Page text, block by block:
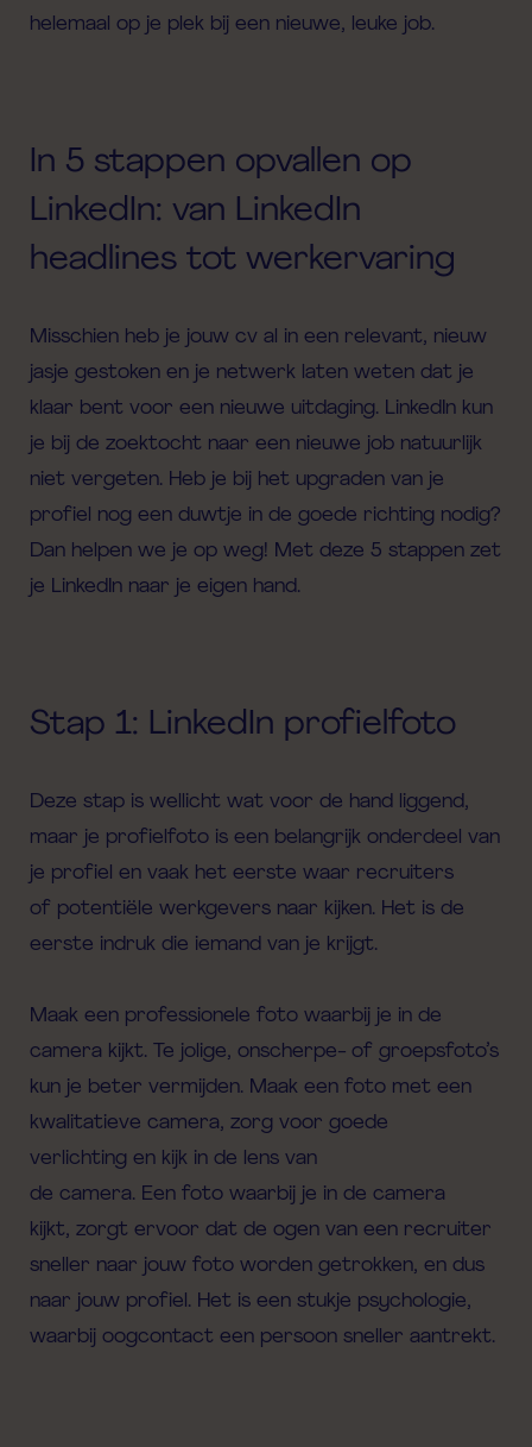
helemaal op je plek bij een nieuwe, leuke job.
In 5 stappen opvallen op
LinkedIn: van LinkedIn
headlines tot werkervaring
Misschien heb je jouw cv al in een relevant, nieuw
jasje gestoken en je netwerk laten weten dat je
klaar bent voor een nieuwe uitdaging. LinkedIn kun
je bij de zoektocht naar een nieuwe job natuurlijk
niet vergeten. Heb je bij het upgraden van je
profiel nog een duwtje in de goede richting nodig?
Dan helpen we je op weg! Met deze 5 stappen zet
je LinkedIn naar je eigen hand.
Stap 1: LinkedIn profielfoto
Deze stap is wellicht wat voor de hand liggend,
maar je profielfoto is een belangrijk onderdeel van
je profiel en vaak het eerste waar recruiters
of potentiële werkgevers naar kijken. Het is de
eerste indruk die iemand van je krijgt.
Maak een professionele foto waarbij je in de
camera kijkt.
Te jolige, onscherpe- of groepsfoto’s
kun je beter vermijden. Maak een foto met een
kwalitatieve camera, zorg voor goede
verlichting en kijk in de lens van
de camera. Een foto waarbij je in de camera
kijkt, zorgt ervoor dat de ogen van een recruiter
sneller naar jouw foto worden getrokken, en dus
naar jouw profiel. Het is een stukje psychologie,
waarbij oogcontact een persoon sneller aantrekt.